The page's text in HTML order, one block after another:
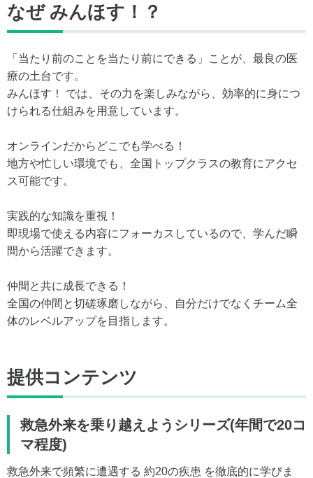
なぜ みんほす！？
「当たり前のことを当たり前にできる」ことが、最良の医
療の土台です。
みんほす！ では、その力を楽しみながら、効率的に身につ
けられる仕組みを用意しています。
オンラインだからどこでも学べる！
地方や忙しい環境でも、全国トップクラスの教育にアクセ
ス可能です。
実践的な知識を重視！
即現場で使える内容にフォーカスしているので、学んだ瞬
間から活躍できます。
仲間と共に成長できる！
全国の仲間と切磋琢磨しながら、自分だけでなくチーム全
体のレベルアップを目指します。
提供コンテンツ
救急外来を乗り越えようシリーズ(年間で20コ
マ程度)
救急外来で頻繁に遭遇する 約20の疾患 を徹底的に学びま